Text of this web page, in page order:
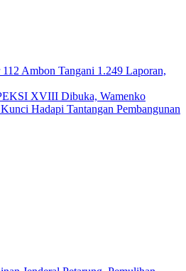
Ambon Tangani 1.249 Laporan,
XVIII Dibuka, Wamenko
Hadapi Tantangan Pembangunan